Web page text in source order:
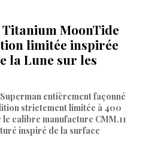
Titanium MoonTide
limitée inspirée
la Lune sur les
entièrement façonné
strictement limitée à 400
calibre manufacture CMM.11
inspiré de la surface